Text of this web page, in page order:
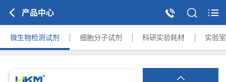
产品中心
微生物检测试剂 细胞分子试剂 科研实验耗材 实验